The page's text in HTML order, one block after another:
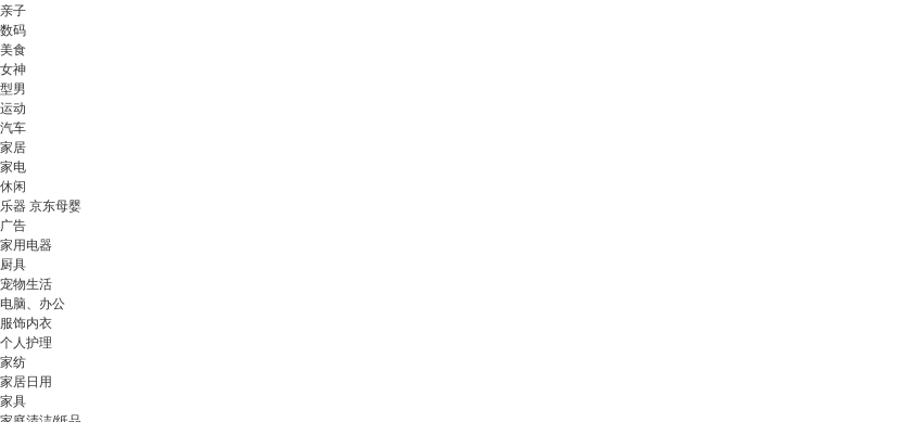
亲子
数码
美食
女神
型男
运动
汽车
家居
家电
休闲
乐器 京东母婴
广告
家用电器
厨具
宠物生活
电脑、办公
服饰内衣
个人护理
家纺
家居日用
家具